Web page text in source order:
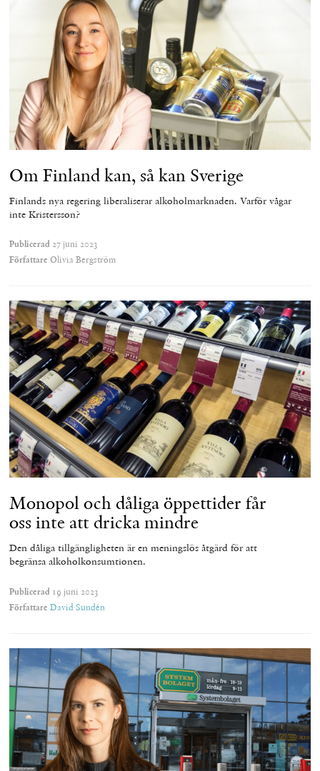
Om Finland kan, så kan Sverige
Finlands nya regering liberaliserar alkoholmarknaden. Varför vågar
inte Kristersson?
Publicerad 27 juni 2023
Författare Olivia Bergström
Monopol och dåliga öppettider får
oss inte att dricka mindre
Den dåliga tillgängligheten är en meningslös åtgärd för att
begränsa alkoholkonsumtionen.
Publicerad 19 juni 2023
Författare David Sundén